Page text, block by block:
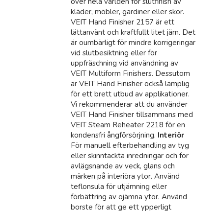
kläder, möbler, gardiner eller skor.
VEIT Hand Finisher 2157 är ett
lättanvänt och kraftfullt litet järn. Det
är oumbärligt för mindre korrigeringar
vid slutbesiktning eller för
uppfräschning vid användning av
VEIT Multiform Finishers. Dessutom
är VEIT Hand Finisher också lämplig
för ett brett utbud av applikationer.
Vi rekommenderar att du använder
VEIT Hand Finisher tillsammans med
VEIT Steam Reheater 2218 för en
kondensfri ångförsörjning. Interiör
För manuell efterbehandling av tyg
eller skinntäckta inredningar och för
avlägsnande av veck, glans och
märken på interiöra ytor. Använd
teflonsula för utjämning eller
förbättring av ojämna ytor. Använd
borste för att ge ett ypperligt